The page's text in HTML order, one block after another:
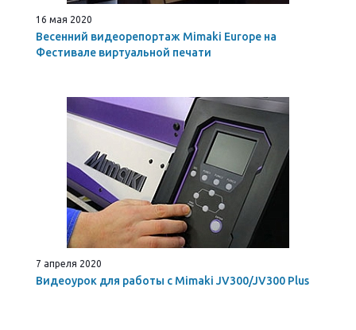
16 мая 2020
Весенний видеорепортаж Mimaki Europe на
Фестивале виртуальной печати
7 апреля 2020
Видеоурок для работы с Mimaki JV300/JV300 Plus